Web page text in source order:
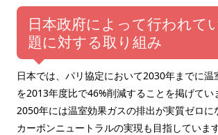
日本政府によって行われて
題に対する取り組み
日本では、パリ協定において2030年までに温
を2013年度比で46%削減することを掲げてい
2050年には温室効果ガスの排出が実質ゼロに
カーボンニュートラルの実現も目指しています